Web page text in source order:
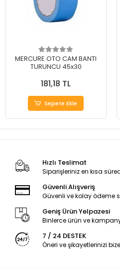
MERCURE OTO CAM BANTI
TURUNCU 45x30
181,18 TL
Sepete Ekle
Hızlı Teslimat
Siparişleriniz en kısa
Güvenli Alışveriş
Güvenli ve kolay ödeme
Geniş Ürün Yelpazesi
Binlerce ürün ve
7 / 24 DESTEK
Öneri ve şikayetlerinizi